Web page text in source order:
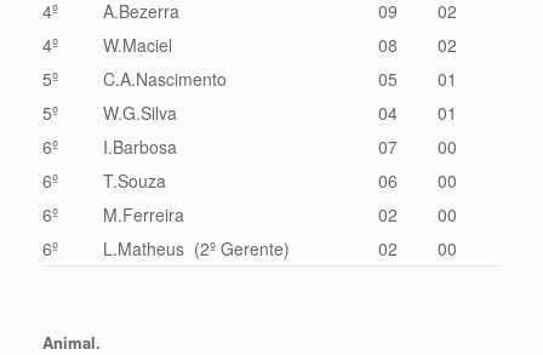
4º A.Bezerra 09
02
4º
W.Maciel 08
02
5º
C.A.Nascimento 05
01
5º
W.G.Silva 04
01
6º
I.Barbosa 07
00
6º
T.Souza 06
00
6º
M.Ferreira 02
00
6º
L.Matheus (2º Gerente) 02 00
Animal.